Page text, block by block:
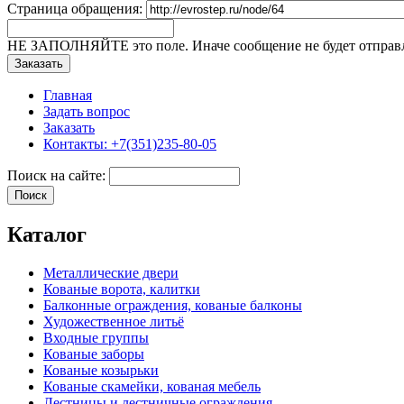
Страница обращения:
НЕ ЗАПОЛНЯЙТЕ это поле. Иначе сообщение не будет
Главная
Задать вопрос
Заказать
Контакты: +7(351)235-80-05
Поиск на сайте:
Каталог
Металлические двери
Кованые ворота, калитки
Балконные ограждения, кованые балконы
Художественное литьё
Входные группы
Кованые заборы
Кованые козырьки
Кованые скамейки, кованая мебель